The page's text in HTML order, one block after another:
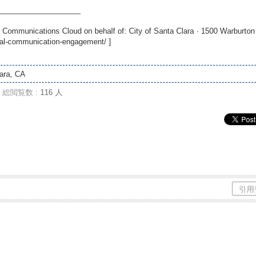
Cloud on behalf of: City of Santa Clara · 1500 Warburton
communication-engagement/ ]
CA
総閲覧数 : 116 人
引